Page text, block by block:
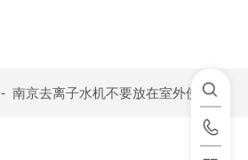
- 南京去离子水机不要放在室外使用